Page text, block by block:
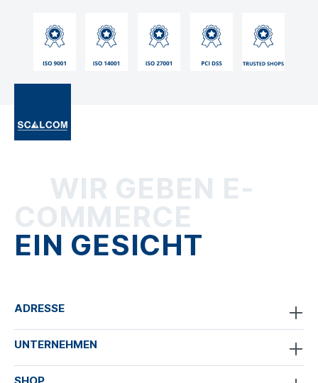
WIR GEBEN E-
COMMERCE
EIN GESICHT
ADRESSE
UNTERNEHMEN